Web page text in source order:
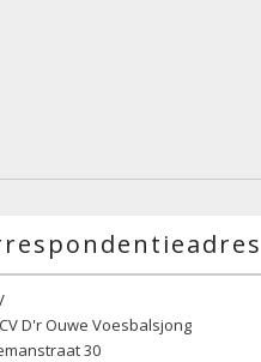
D'r Ouwe Voesbalsjong
30